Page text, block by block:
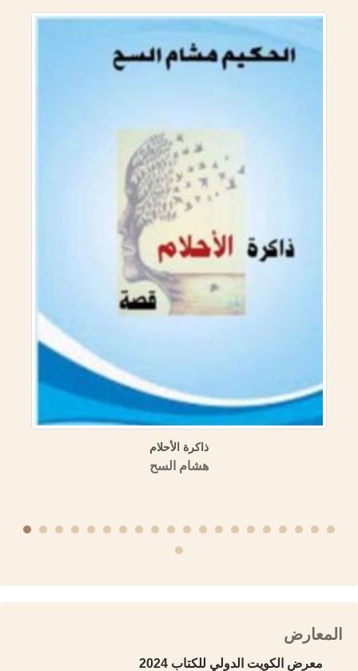
العمرية (مسالك الأبصار في ممالك الأمصار) المنهج
والمصادر (دراسة تحليلية وصفية نقدية مقارنة)
منشورات الجمعية التاريخية السورية
المعارض
معرض الكويت الدولي للكتاب 2024